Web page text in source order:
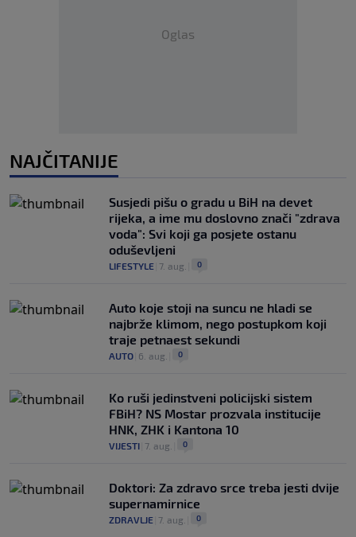
Oglas
NAJČITANIJE
Susjedi pišu o gradu u BiH na devet
rijeka, a ime mu doslovno znači "zdrava
voda": Svi koji ga posjete ostanu
oduševljeni
LIFESTYLE 7. aug. 0
Auto koje stoji na suncu ne hladi se
najbrže klimom, nego postupkom koji
traje petnaest sekundi
AUTO 6. aug. 0
Ko ruši jedinstveni policijski sistem
FBiH? NS Mostar prozvala institucije
HNK, ZHK i Kantona 10
VIJESTI 7. aug. 0
Doktori: Za zdravo srce treba jesti dvije
supernamirnice
ZDRAVLJE 7. aug. 0